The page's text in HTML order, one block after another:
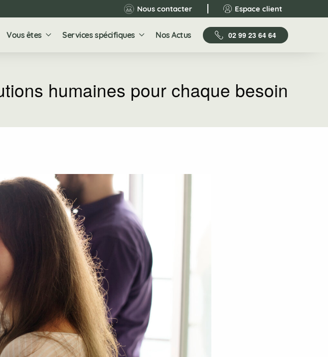
Nous contacter Espace client
Vous êtes Services spécifiques Nos Actus 02 99 23 64 64
humaines pour chaque besoin